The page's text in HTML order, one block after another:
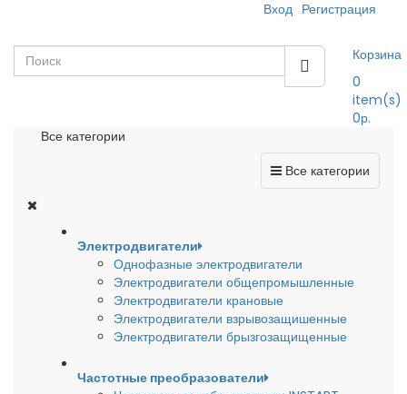
Вход Регистрация
Корзина
0
item(s)
0р.
Все категории
Все категории
Электродвигатели
Однофазные электродвигатели
Электродвигатели общепромышленные
Электродвигатели крановые
Электродвигатели взрывозащишенные
Электродвигатели брызгозащищенные
Частотные преобразователи